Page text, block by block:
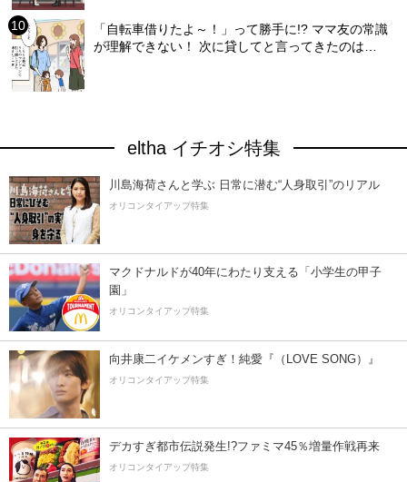
「自転車借りたよ～！」って勝手に!? ママ友の常識
が理解できない！ 次に貸してと言ってきたのは…
eltha イチオシ特集
川島海荷さんと学ぶ 日常に潜む“人身取引”のリアル
オリコンタイアップ特集
マクドナルドが40年にわたり支える「小学生の甲子
園」
オリコンタイアップ特集
向井康二イケメンすぎ！純愛『（LOVE SONG）』
オリコンタイアップ特集
デカすぎ都市伝説発生!?ファミマ45％増量作戦再来
オリコンタイアップ特集